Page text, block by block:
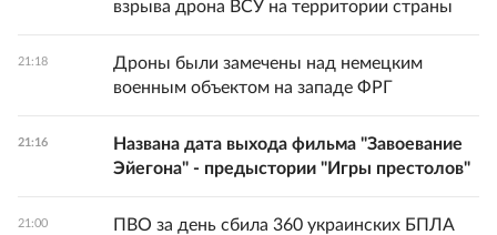
взрыва дрона ВСУ на территории страны
21:18
Дроны были замечены над немецким
военным объектом на западе ФРГ
21:16
Названа дата выхода фильма "Завоевание
Эйегона" - предыстории "Игры престолов"
21:00
ПВО за день сбила 360 украинских БПЛА